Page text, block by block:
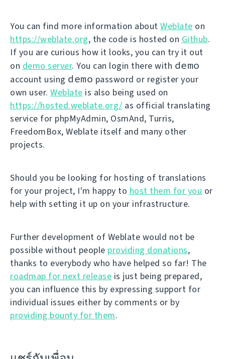
You can find more information about Weblate on
https://weblate.org, the code is hosted on Github.
If you are curious how it looks, you can try it out
on demo server. You can login there with demo
account using demo password or register your
own user. Weblate is also being used on
https://hosted.weblate.org/ as official translating
service for phpMyAdmin, OsmAnd, Turris,
FreedomBox, Weblate itself and many other
projects.
Should you be looking for hosting of translations
for your project, I'm happy to host them for you or
help with setting it up on your infrastructure.
Further development of Weblate would not be
possible without people providing donations,
thanks to everybody who have helped so far! The
roadmap for next release is just being prepared,
you can influence this by expressing support for
individual issues either by comments or by
providing bounty for them.